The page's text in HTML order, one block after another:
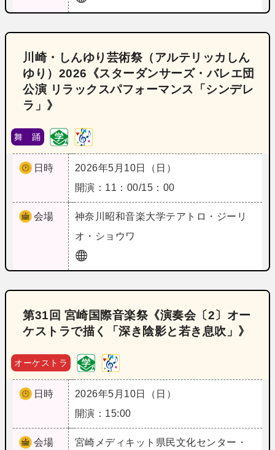
川崎・しんゆり芸術祭（アルテリッカしん
ゆり）2026《スターダンサーズ・バレエ団
公演 リラックスパフォーマンス「シンデレ
ラ」》
舞 踊
日時
2026年5月10日（日）
開演：11：00/15：00
会場 神奈川 昭和音楽大学テアトロ・ジーリ
オ・ショウワ
第31回 宮崎国際音楽祭《演奏会〔2〕オー
ケストラで描く「深き陰影と若き息吹」》
オーケストラ
日時
2026年5月10日（日）
開演：15:00
会場 宮崎メディキット県民文化センター・